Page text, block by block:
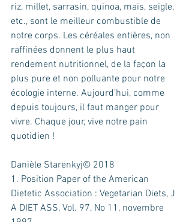
riz, millet, sarrasin, quinoa, maïs, seigle,
etc., sont le meilleur combustible de
notre corps. Les céréales entières, non
raffinées donnent le plus haut
rendement nutritionnel, de la façon la
plus pure et non polluante pour notre
écologie interne. Aujourd’hui, comme
depuis toujours, il faut manger pour
vivre. Chaque jour, vive notre pain
quotidien !
Danièle Starenkyj© 2018
1. Position Paper of the American
Dietetic Association : Vegetarian Diets, J
A DIET ASS, Vol. 97, No 11, novembre